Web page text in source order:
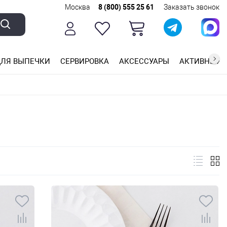
Москва 8 (800) 555 25 61 Заказать звонок
ВЫПЕЧКИ СЕРВИРОВКА АКСЕССУАРЫ АКТИВНЫЙ